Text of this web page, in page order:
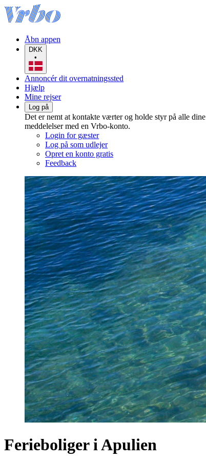
Åbn appen
DKK
•
Annoncér dit overnatningssted
Hjælp
Mine rejser
Log på
Det er nemt at kontakte værter og holde styr på alle dine
meddelelser med en Vrbo-konto.
Login for gæster
Log på som udlejer
Opret en konto gratis
Feedback
Ferieboliger i Apulien